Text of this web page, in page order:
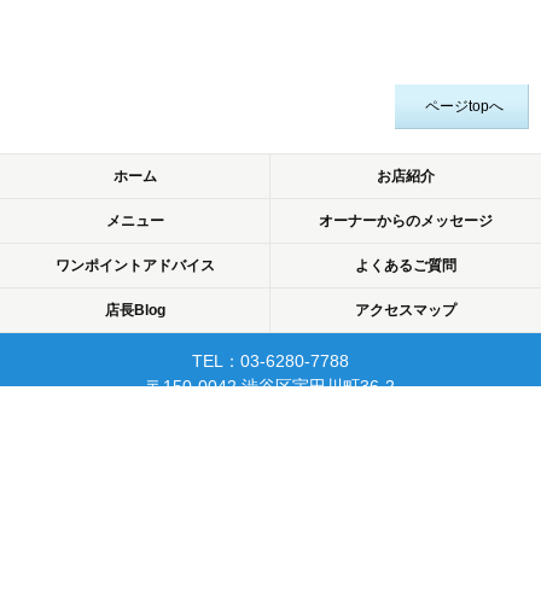
ページtopへ
ホーム お店紹介
メニュー オーナーからのメッセージ
ワンポイントアドバイス よくあるご質問
店長Blog アクセスマップ
TEL：03-6280-7788
〒150-0042 渋谷区宇田川町36-2